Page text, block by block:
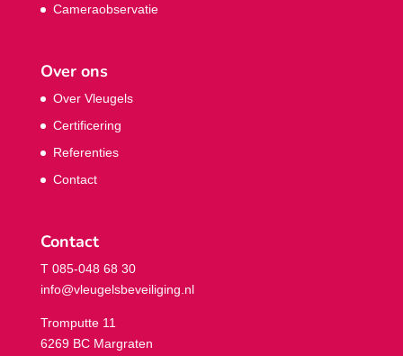
Cameraobservatie
Over ons
Over Vleugels
Certificering
Referenties
Contact
Contact
T 085-048 68 30
info@vleugelsbeveiliging.nl
Tromputte 11
6269 BC Margraten